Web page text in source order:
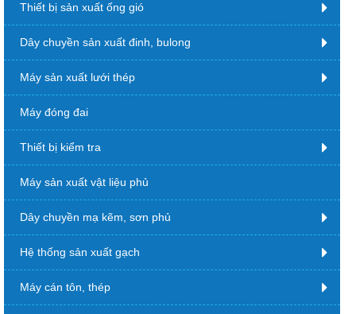
Thiết bị sản xuất ống gió
Dây chuyền sản xuất đinh, bulong
Máy sản xuất lưới thép
Máy đóng đai
Thiết bị kiểm tra
Máy sản xuất vật liệu phủ
Dây chuyền mạ kẽm, sơn phủ
Hệ thống sản xuất gạch
Máy cán tôn, thép